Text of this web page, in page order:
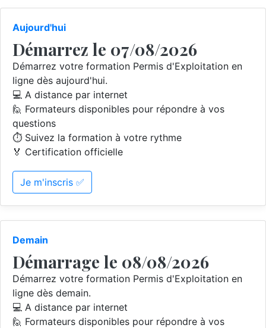
Aujourd'hui
Démarrez le 07/08/2026
Démarrez votre formation Permis d'Exploitation en
ligne dès aujourd'hui.
💻 A distance par internet
🙋 Formateurs disponibles pour répondre à vos
questions
⏱️ Suivez la formation à votre rythme
🏅 Certification officielle
Je m'inscris ✅
Demain
Démarrage le 08/08/2026
Démarrez votre formation Permis d'Exploitation en
ligne dès demain.
💻 A distance par internet
🙋 Formateurs disponibles pour répondre à vos